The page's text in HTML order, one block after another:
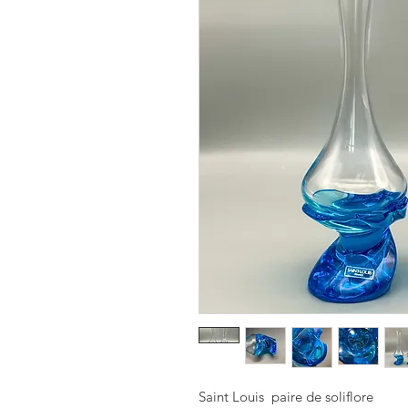
Saint Louis  paire de soliflore